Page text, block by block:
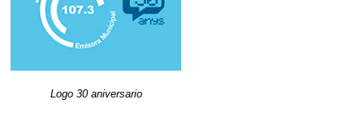
Logo 30 aniversario